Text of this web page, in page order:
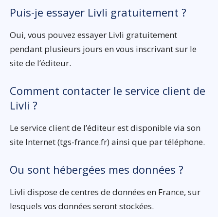
Puis-je essayer Livli gratuitement ?
Oui, vous pouvez essayer Livli gratuitement
pendant plusieurs jours en vous inscrivant sur le
site de l’éditeur.
Comment contacter le service client de
Livli ?
Le service client de l’éditeur est disponible via son
site Internet (tgs-france.fr) ainsi que par téléphone.
Ou sont hébergées mes données ?
Livli dispose de centres de données en France, sur
lesquels vos données seront stockées.